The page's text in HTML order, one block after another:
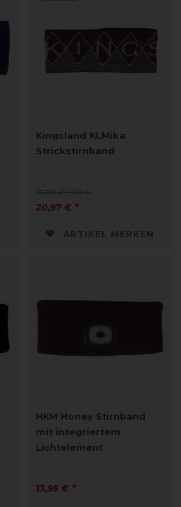
Kingsland KLMika
Strickstirnband
20,97 € *
ARTIKEL MERKEN
HKM Honey Stirnband
mit integriertem
Lichtelement
13,95 € *